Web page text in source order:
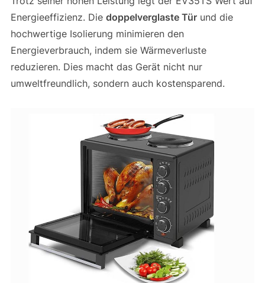
Energieeffizienz. Die doppelverglaste Türund die
hochwertige Isolierung minimieren den
Energieverbrauch, indem sie Wärmeverluste
reduzieren. Dies macht das Gerät nicht nur
umweltfreundlich, sondern auch kostensparend.